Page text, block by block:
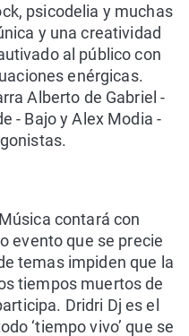
psicodelia y muchas
y una creatividad
al público con
enérgicas.
Alberto de Gabriel -
- Bajo y Alex Modia -
contará con
evento que se precie
temas impiden que la
tiempos muertos de
Dridri Dj es el
‘tiempo vivo’ que se